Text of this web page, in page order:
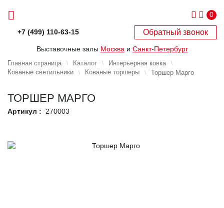
0
+7 (499) 110-63-15 Обратный звонок
Выставочные залы Москва и Санкт-Петербург
Главная страница Каталог
Интерьерная ковка
Кованые светильники
Кованые торшеры Торшер Марго
ТОРШЕР МАРГО
Артикул : 270003